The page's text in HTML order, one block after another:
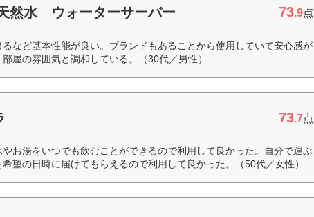
然水 ウォーターサーバー 73.9点
など基本性能が良い。ブランドもあることから使用していて安心感が
屋の雰囲気と調和している。（30代／男性）
73.7点
お湯をいつでも飲むことができるので利用して良かった。自分で運ぶ
望の日時に届けてもらえるので利用して良かった。（50代／女性）